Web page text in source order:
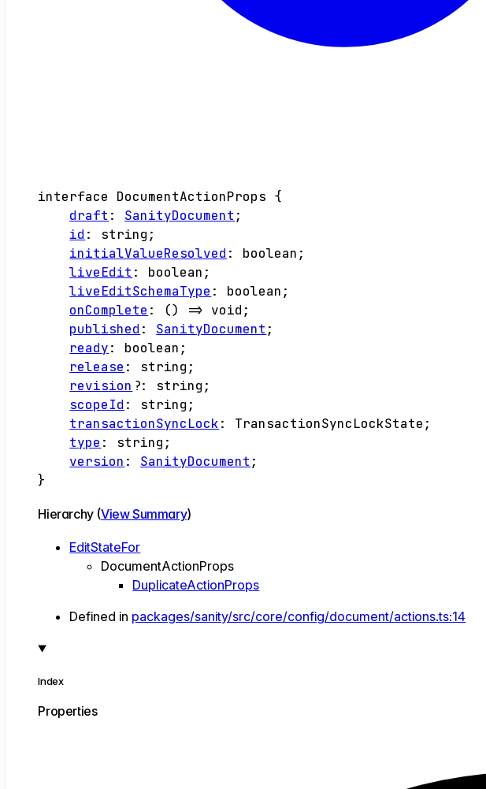
interface DocumentActionProps {
draft : SanityDocument ;
id : string ;
initialValueResolved : boolean ;
liveEdit : boolean ;
liveEditSchemaType : boolean ;
onComplete : () => void ;
published : SanityDocument ;
ready: boolean ;
release : string ;
revision ?: string ;
scopeId : string ;
transactionSyncLock: TransactionSyncLockState ;
type : string ;
version : SanityDocument ;
}
Hierarchy (View Summary)
EditStateFor
DocumentActionProps
DuplicateActionProps
Defined in packages/sanity/src/core/config/document/actions.ts:14
Index
Properties